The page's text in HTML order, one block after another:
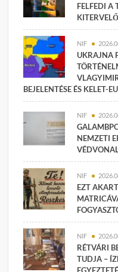
FELFEDI A
NIF
UKRAJNA
BEJELENTÉSE ÉS KELET-
NIF
NEMZETI
NIF
EZT
NIF
RÉTVÁRI
TUDJA –